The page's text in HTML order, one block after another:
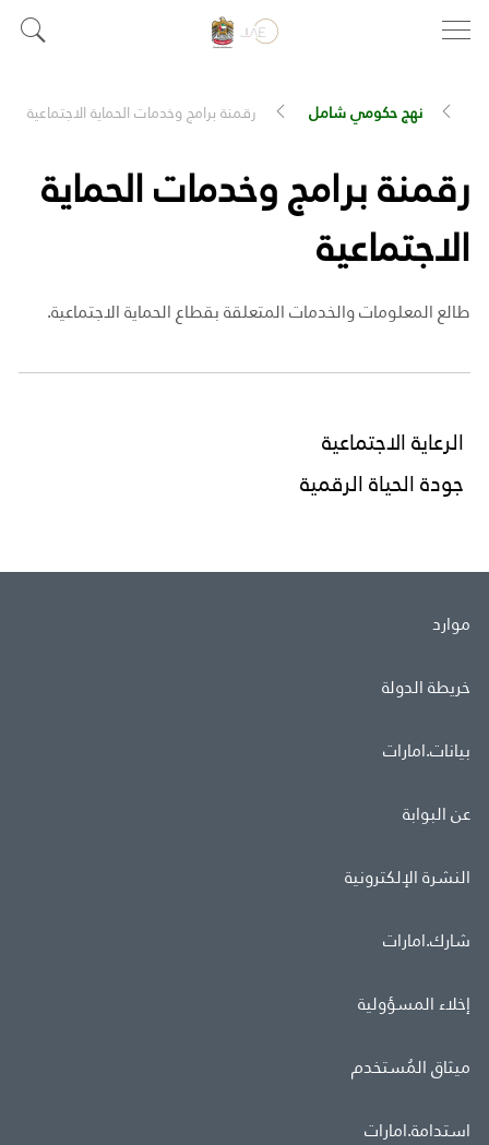
نهج حكومي شامل رقمنة برامج وخدمات الحماية الاجتماعية
رقمنة برامج وخدمات الحماية
الاجتماعية
طالع المعلومات والخدمات المتعلقة بقطاع الحماية الاجتماعية.
الرعاية الاجتماعية
جودة الحياة الرقمية
موارد
خريطة الدولة
بيانات.امارات
عن البوابة
النشرة الإلكترونية
شارك.امارات
إخلاء المسؤولية
ميثاق المُستخدم
استدامة.امارات